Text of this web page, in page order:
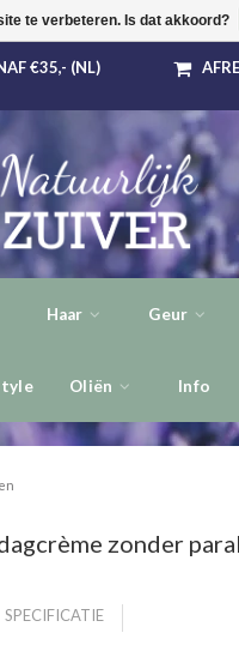
€35,- (NL)
Haar Geur
Oliën Info
zonder
SPECIFICATIE
te verbeteren. Is dat akkoord?